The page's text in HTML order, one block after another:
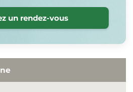
un rendez-vous